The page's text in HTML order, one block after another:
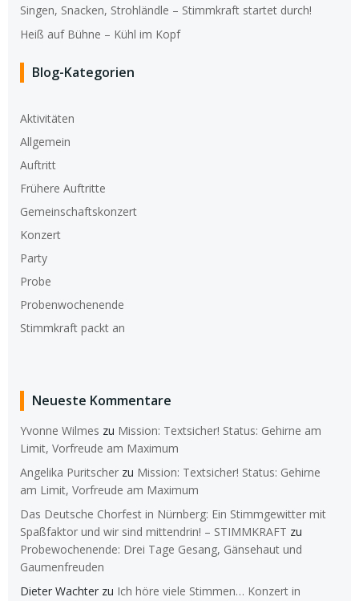
Singen, Snacken, Strohländle – Stimmkraft startet durch!
Heiß auf Bühne – Kühl im Kopf
Blog-Kategorien
Aktivitäten
Allgemein
Auftritt
Frühere Auftritte
Gemeinschaftskonzert
Konzert
Party
Probe
Probenwochenende
Stimmkraft packt an
Neueste Kommentare
Yvonne Wilmes zu Mission: Textsicher! Status: Gehirne am
Limit, Vorfreude am Maximum
Angelika Puritscher zu Mission: Textsicher! Status: Gehirne
am Limit, Vorfreude am Maximum
Das Deutsche Chorfest in Nürnberg: Ein Stimmgewitter mit
Spaßfaktor und wir sind mittendrin! – STIMMKRAFT zu
Probewochenende: Drei Tage Gesang, Gänsehaut und
Gaumenfreuden
Dieter Wachter zu Ich höre viele Stimmen… Konzert in